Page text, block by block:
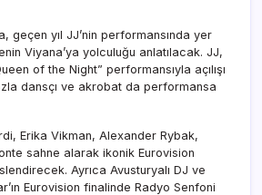
geçen yıl JJ’nin performansında yer
Viyana’ya yolculuğu anlatılacak. JJ,
of the Night” performansıyla açılışı
dansçı ve akrobat da performansa
Erika Vikman, Alexander Rybak,
sahne alarak ikonik Eurovision
Ayrıca Avusturyalı DJ ve
Eurovision finalinde Radyo Senfoni